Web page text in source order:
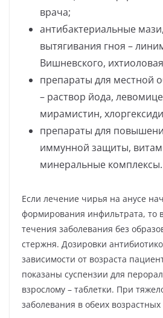
врача;
антибактериальные
вытягивания гноя –
Вишневского,
препараты для местной
– раствор йода,
мирамистин,
препараты для
иммунной защиты,
минеральные комплексы.
Если лечение чирья на анусе
формирования инфильтрата, то
течения заболевания без
стержня. Дозировки
зависимости от возраста
показаны суспензии для
взрослому – таблетки. При
заболевания в обеих возрастных